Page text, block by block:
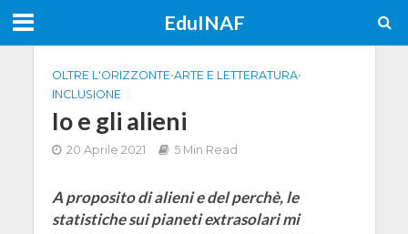
EduINAF
OLTRE L'ORIZZONTE•ARTE E LETTERATURA•
INCLUSIONE
Io e gli alieni
20 Aprile 2021 5 Min Read
A proposito di alieni e del perchè, le
statistiche sui pianeti extrasolari mi